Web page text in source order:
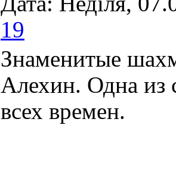
19
Знаменитые
Алехин. Одна из
всех времен.